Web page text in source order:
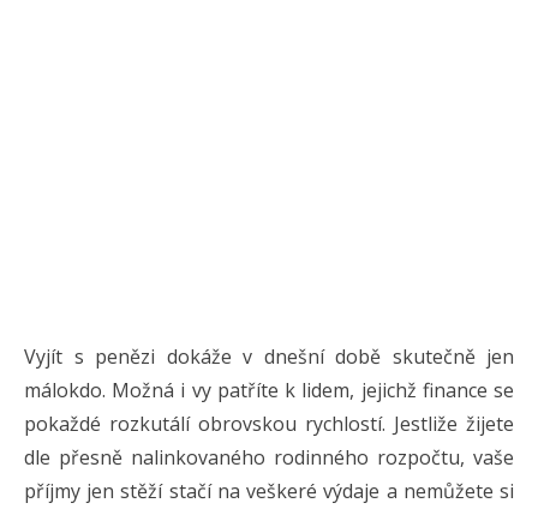
Vyjít s penězi dokáže v dnešní době skutečně jen
málokdo. Možná i vy patříte k lidem, jejichž finance se
pokaždé rozkutálí obrovskou rychlostí. Jestliže žijete
dle přesně nalinkovaného rodinného rozpočtu, vaše
příjmy jen stěží stačí na veškeré výdaje a nemůžete si